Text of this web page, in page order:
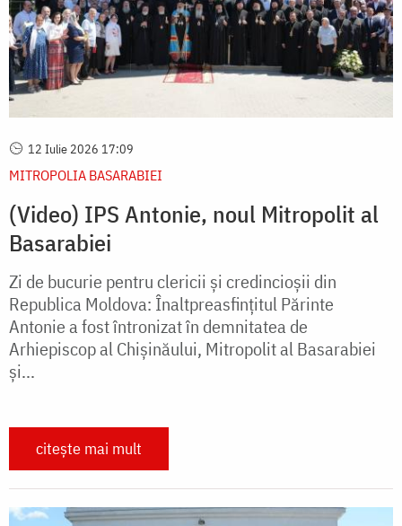
12 Iulie 2026 17:09
MITROPOLIA BASARABIEI
(Video) IPS Antonie, noul Mitropolit al
Basarabiei
Zi de bucurie pentru clericii și credincioșii din
Republica Moldova: Înaltpreasfințitul Părinte
Antonie a fost întronizat în demnitatea de
Arhiepiscop al Chișinăului, Mitropolit al Basarabiei
și...
citește mai mult